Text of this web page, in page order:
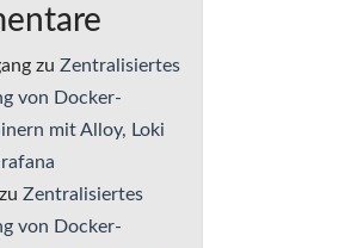
zu Zentralisiertes
von Docker-
mit Alloy, Loki
zu Zentralisiertes
von Docker-